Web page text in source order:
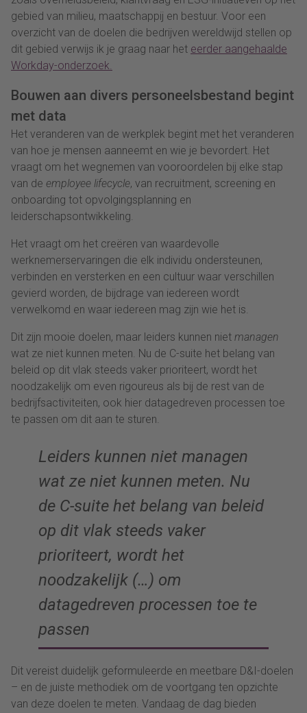
gebied van milieu, maatschappij en bestuur. Voor een
overzicht van de doelen die bedrijven wereldwijd stellen op
dit gebied verwijs ik je graag naar het eerder aangehaalde
Workday-onderzoek.
Bouwen aan divers personeelsbestand begint
met data
Het veranderen van de werkplek begint met het veranderen
van hoe je mensen aanneemt en wie je bevordert. Het
vraagt om het wegnemen van vooroordelen bij elke stap
van de employee lifecycle, van recruitment, screening en
onboarding tot opvolgingsplanning en
leiderschapsontwikkeling.
Het vraagt om het creëren van waardevolle
werknemerservaringen die elk individu ondersteunen,
verbinden en versterken en een cultuur waar verschillen
gevierd worden, de bijdrage van iedereen wordt
verwelkomd en waar iedereen mag zijn wie het is.
Dit zijn mooie doelen, maar leiders kunnen niet managen
wat ze niet kunnen meten. Nu de C-suite het belang van
beleid op dit vlak steeds vaker prioriteert, wordt het
noodzakelijk om even rigoureus als bij de rest van de
bedrijfsactiviteiten, ook hier datagedreven processen toe
te passen om dit aan te sturen.
Leiders kunnen niet managen
wat ze niet kunnen meten. Nu
de C-suite het belang van beleid
op dit vlak steeds vaker
prioriteert, wordt het
noodzakelijk (…) om
datagedreven processen toe te
passen
Dit vereist duidelijk geformuleerde en meetbare D&I-doelen
– en de juiste methodiek om de voortgang ten opzichte
van deze doelen te meten. Vandaag de dag bieden